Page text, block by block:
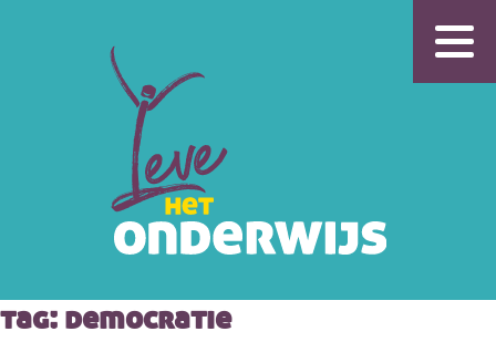
tag: democratie